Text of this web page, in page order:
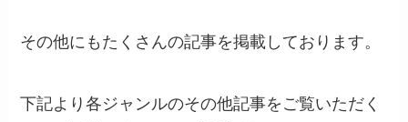
その他にもたくさんの記事を掲載しております。
下記より各ジャンルのその他記事をご覧いただく